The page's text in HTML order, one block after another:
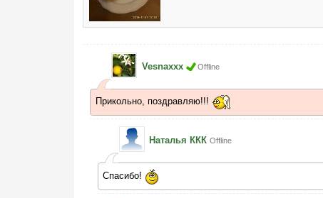
Vesnaxxx Offline
Прикольно, поздравляю!!!
Наталья ККК Offline
Спасибо!